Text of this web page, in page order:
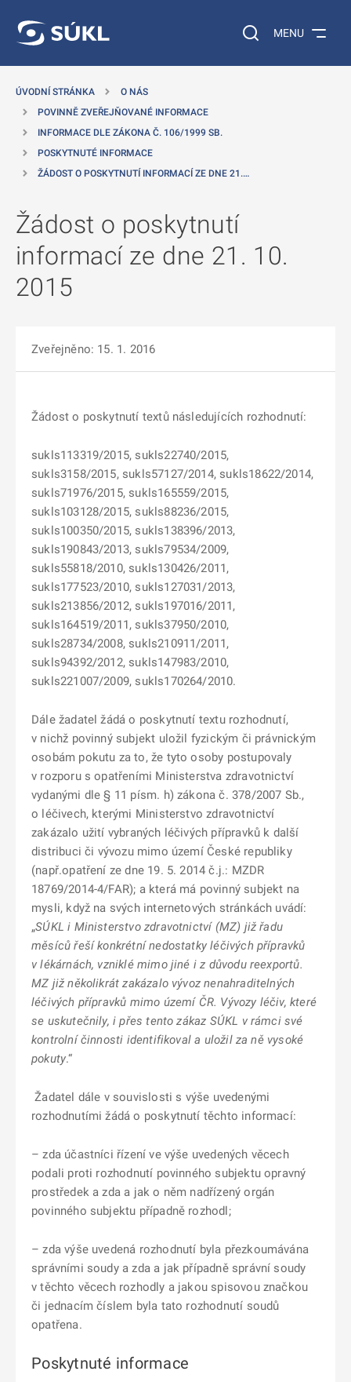
Vyhledávání na
MENU
ÚVODNÍ STRÁNKA
O NÁS
POVINNĚ ZVEŘEJŇOVANÉ INFORMACE
INFORMACE DLE ZÁKONA Č. 106/1999 SB.
POSKYTNUTÉ INFORMACE
ŽÁDOST O POSKYTNUTÍ INFORMACÍ ZE DNE 21.…
Žádost o poskytnutí
informací ze dne 21. 10.
2015
Zveřejněno: 15. 1. 2016
Žádost o poskytnutí textů následujících rozhodnutí:
sukls113319/2015, sukls22740/2015,
sukls3158/2015, sukls57127/2014, sukls18622/2014,
sukls71976/2015, sukls165559/2015,
sukls103128/2015, sukls88236/2015,
sukls100350/2015, sukls138396/2013,
sukls190843/2013, sukls79534/2009,
sukls55818/2010, sukls130426/2011,
sukls177523/2010, sukls127031/2013,
sukls213856/2012, sukls197016/2011,
sukls164519/2011, sukls37950/2010,
sukls28734/2008, sukls210911/2011,
sukls94392/2012, sukls147983/2010,
sukls221007/2009, sukls170264/2010.
Dále žadatel žádá o poskytnutí textu rozhodnutí,
v nichž povinný subjekt uložil fyzickým či právnickým
osobám pokutu za to, že tyto osoby postupovaly
v rozporu s opatřeními Ministerstva zdravotnictví
vydanými dle § 11 písm. h) zákona č. 378/2007 Sb.,
o léčivech, kterými Ministerstvo zdravotnictví
zakázalo užití vybraných léčivých přípravků k další
distribuci či vývozu mimo území České republiky
(např.opatření ze dne 19. 5. 2014 č.j.: MZDR
18769/2014-4/FAR); a která má povinný subjekt na
mysli, když na svých internetových stránkách uvádí:
„SÚKL i Ministerstvo zdravotnictví (MZ) již řadu
měsíců řeší konkrétní nedostatky léčivých přípravků
v lékárnách, vzniklé mimo jiné i z důvodu reexportů.
MZ již několikrát zakázalo vývoz nenahraditelných
léčivých přípravků mimo území ČR. Vývozy léčiv, které
se uskutečnily, i přes tento zákaz SÚKL v rámci své
kontrolní činnosti identifikoval a uložil za ně vysoké
pokuty.“
Žadatel dále v souvislosti s výše uvedenými
rozhodnutími žádá o poskytnutí těchto informací:
– zda účastníci řízení ve výše uvedených věcech
podali proti rozhodnutí povinného subjektu opravný
prostředek a zda a jak o něm nadřízený orgán
povinného subjektu případně rozhodl;
– zda výše uvedená rozhodnutí byla přezkoumávána
správními soudy a zda a jak případně správní soudy
v těchto věcech rozhodly a jakou spisovou značkou
či jednacím číslem byla tato rozhodnutí soudů
opatřena.
Poskytnuté informace